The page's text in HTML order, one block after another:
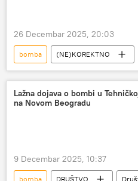
26 Decembar 2025, 20:03
bomba (NE)KOREKTNO
Amerika
Mađarska
nuklearna elektrana "Pakš"
Ukrajina
Niš
Lažna dojava o bombi u
na Novom Beogradu
9 Decembar 2025, 10:37
bomba DRUŠTVO